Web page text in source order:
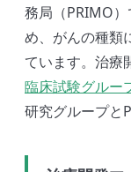
務局（PRIMO
め、がんの種類
ています。治療
臨床試験グルー
研究グループと